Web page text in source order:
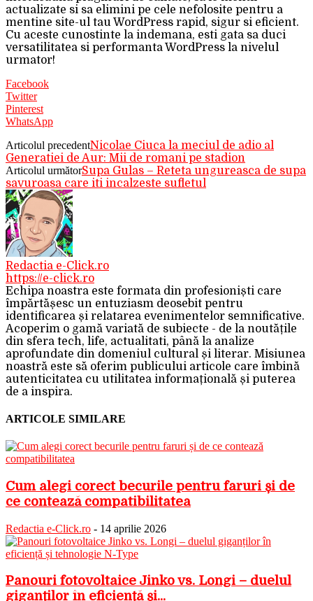
actualizate si sa elimini pe cele nefolosite pentru a
mentine site-ul tau WordPress rapid, sigur si eficient.
Cu aceste cunostinte la indemana, esti gata sa duci
versatilitatea si performanta WordPress la nivelul
urmator!
Facebook
Twitter
Pinterest
WhatsApp
Articolul precedentNicolae Ciuca la meciul de adio al
Generatiei de Aur: Mii de romani pe stadion
Articolul următorSupa Gulas – Reteta ungureasca de supa
savuroasa care iti incalzeste sufletul
Redactia e-Click.ro
https://e-click.ro
Echipa noastra este formata din profesioniști care
împărtășesc un entuziasm deosebit pentru
identificarea și relatarea evenimentelor semnificative.
Acoperim o gamă variată de subiecte - de la noutățile
din sfera tech, life, actualitati, până la analize
aprofundate din domeniul cultural și literar. Misiunea
noastră este să oferim publicului articole care îmbină
autenticitatea cu utilitatea informațională și puterea
de a inspira.
ARTICOLE SIMILARE
Cum alegi corect becurile pentru faruri și de
ce contează compatibilitatea
Redactia e-Click.ro - 14 aprilie 2026
Panouri fotovoltaice Jinko vs. Longi – duelul
giganților în eficiență și...